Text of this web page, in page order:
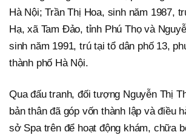
Hà Nội; Trần Thị Hoa, sinh năm 1987,
Hạ, xã Tam Đảo, tỉnh Phú Thọ và
sinh năm 1991, trú tại tổ dân phố 13,
thành phố Hà Nội.
Qua đấu tranh, đối tượng Nguyễn Thị
bản thân đã góp vốn thành lập và điều
sở Spa trên để hoạt động khám, chữa